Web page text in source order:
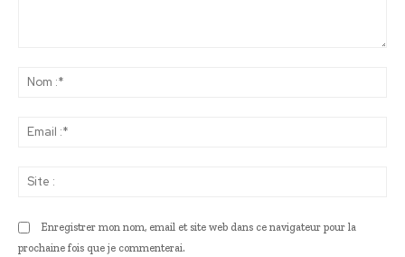
Enregistrer mon nom, email et site web dans ce navigateur pour la
prochaine fois que je commenterai.